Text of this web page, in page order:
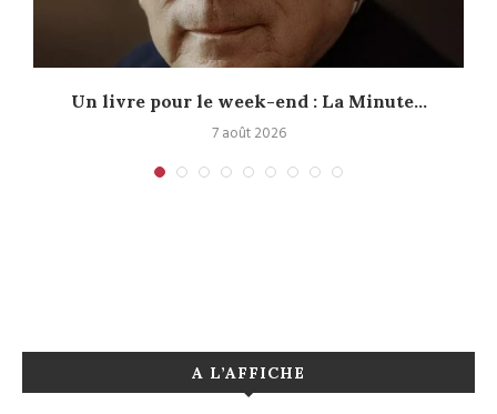
Un livre pour le week-end : La Minute...
7 août 2026
A L’AFFICHE